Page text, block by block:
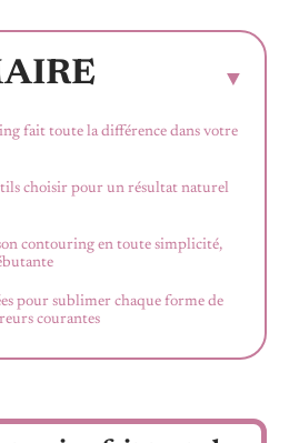
fait toute la différence dans votre
choisir pour un résultat naturel
contouring en toute simplicité,
pour sublimer chaque forme de
courantes